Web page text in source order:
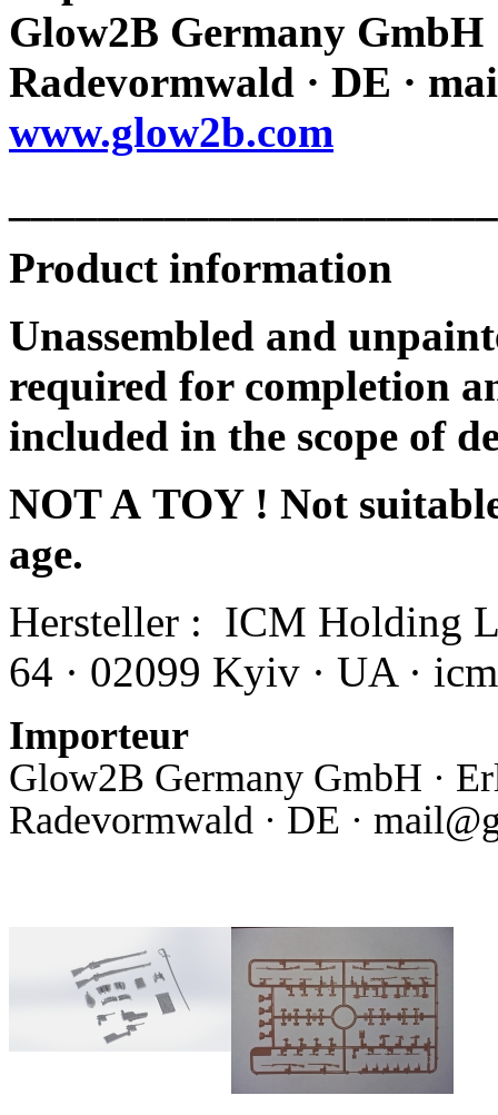
Glow2B Germany GmbH
Radevormwald · DE ·
www.glow2b.com
Product information
Unassembled and
required for completion
included in the scope of
NOT A TOY ! Not
age.
Hersteller : ICM Holding
64 · 02099 Kyiv · UA ·
Importeur
Glow2B Germany GmbH ·
Radevormwald · DE ·